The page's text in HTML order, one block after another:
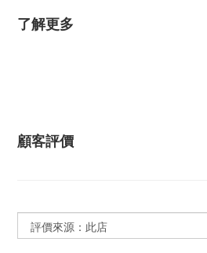
了解更多
顧客評價